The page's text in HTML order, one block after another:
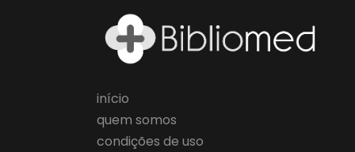
início
quem somos
condições de uso